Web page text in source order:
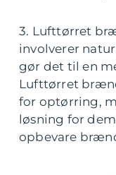
3. Lufttørret
involverer
gør det til en
Lufttørret
for optørring,
løsning for
opbevare